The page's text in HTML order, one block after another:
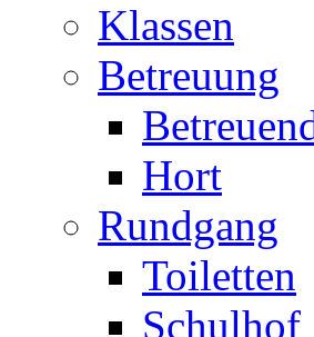
Klassen
Betreuung
Hort
Rundgang
Toiletten
Schulhof